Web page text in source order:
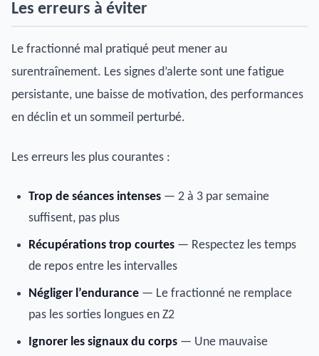
Les erreurs à éviter
Le fractionné mal pratiqué peut mener au
surentraînement. Les signes d’alerte sont une fatigue
persistante, une baisse de motivation, des performances
en déclin et un sommeil perturbé.
Les erreurs les plus courantes :
Trop de séances intenses — 2 à 3 par semaine
suffisent, pas plus
Récupérations trop courtes — Respectez les temps
de repos entre les intervalles
Négliger l’endurance — Le fractionné ne remplace
pas les sorties longues en Z2
Ignorer les signaux du corps — Une mauvaise